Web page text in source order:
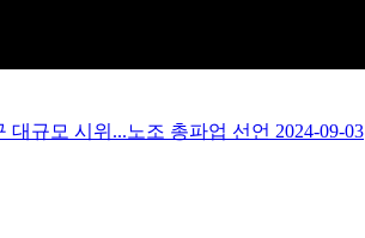
대규모 시위...노조 총파업 선언 2024-09-03